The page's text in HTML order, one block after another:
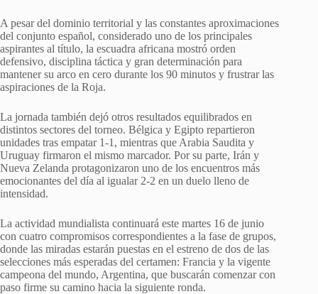
A pesar del dominio territorial y las constantes aproximaciones
del conjunto español, considerado uno de los principales
aspirantes al título, la escuadra africana mostró orden
defensivo, disciplina táctica y gran determinación para
mantener su arco en cero durante los 90 minutos y frustrar las
aspiraciones de la Roja.
La jornada también dejó otros resultados equilibrados en
distintos sectores del torneo. Bélgica y Egipto repartieron
unidades tras empatar 1-1, mientras que Arabia Saudita y
Uruguay firmaron el mismo marcador. Por su parte, Irán y
Nueva Zelanda protagonizaron uno de los encuentros más
emocionantes del día al igualar 2-2 en un duelo lleno de
intensidad.
La actividad mundialista continuará este martes 16 de junio
con cuatro compromisos correspondientes a la fase de grupos,
donde las miradas estarán puestas en el estreno de dos de las
selecciones más esperadas del certamen: Francia y la vigente
campeona del mundo, Argentina, que buscarán comenzar con
paso firme su camino hacia la siguiente ronda.